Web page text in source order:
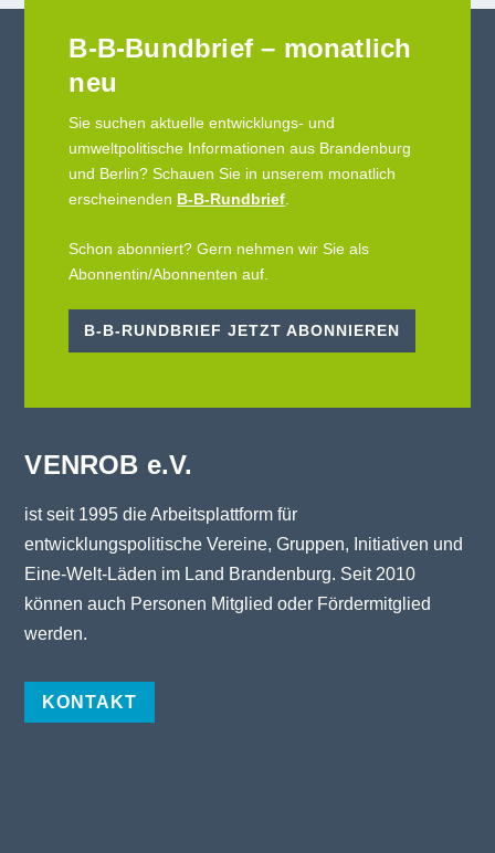
B-B-Bundbrief – monatlich
neu
Sie suchen aktuelle entwicklungs- und
umweltpolitische Informationen aus Brandenburg
und Berlin? Schauen Sie in unserem monatlich
erscheinenden B-B-Rundbrief
Schon abonniert? Gern nehmen wir Sie als
Abonnentin/Abonnenten auf.
B-B-RUNDBRIEF JETZT ABONNIEREN
VENROB e.V.
ist seit 1995 die Arbeitsplattform für
entwicklungspolitische Vereine, Gruppen, Initiativen und
Eine-Welt-Läden im Land Brandenburg. Seit 2010
können auch Personen Mitglied oder Fördermitglied
werden.
KONTAKT